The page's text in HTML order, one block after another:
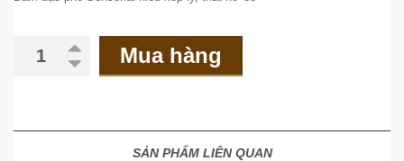
Mua hàng
SẢN PHẨM LIÊN QUAN